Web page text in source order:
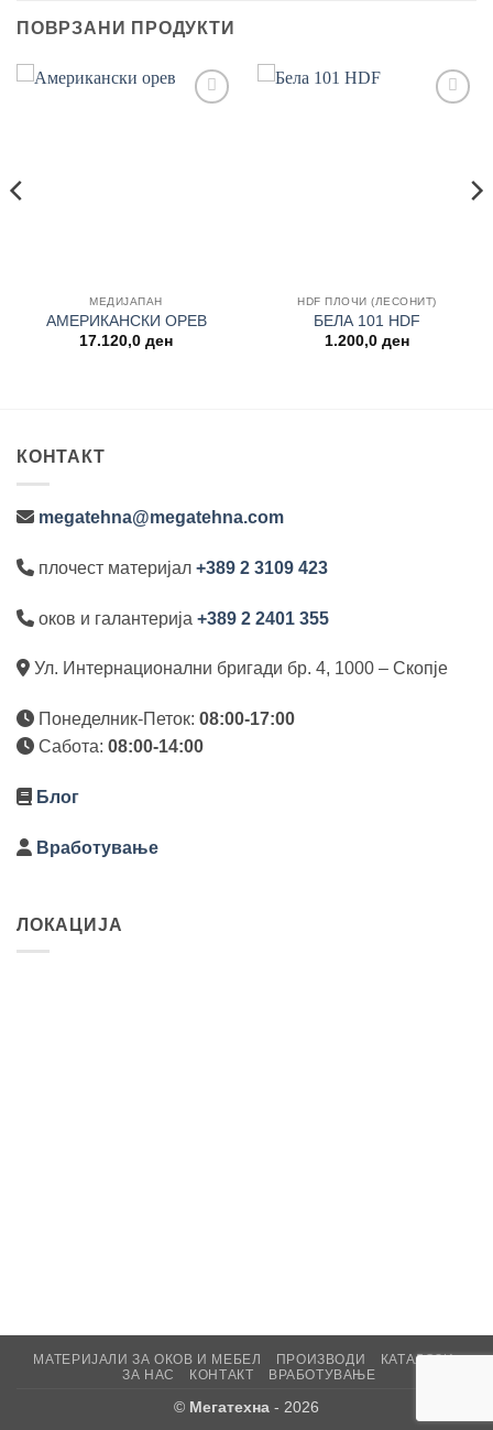
ПОВРЗАНИ ПРОДУКТИ
МЕДИЈАПАН
АМЕРИКАНСКИ ОРЕВ
17.120,0 ден
HDF ПЛОЧИ (ЛЕСОНИТ)
БЕЛА 101 HDF
1.200,0 ден
КОНТАКТ
megatehna@megatehna.com
плочест материјал +389 2 3109 423
оков и галантерија +389 2 2401 355
Ул. Интернационални бригади бр. 4, 1000 – Скопје
Понеделник-Петок: 08:00-17:00
Сабота: 08:00-14:00
Блог
Вработување
ЛОКАЦИЈА
МАТЕРИЈАЛИ ЗА ОКОВ И МЕБЕЛ ПРОИЗВОДИ
КАТАЛОЗИ
ЗА НАС
КОНТАКТ ВРАБОТУВАЊЕ
© Мегатехна - 2026